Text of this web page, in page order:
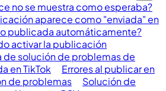
no se muestra como esperaba?
aparece como "enviada" en
publicada automáticamente?
activar la publicación
de solución de problemas de
en TikTok
Errores al publicar en
de problemas
Solución de